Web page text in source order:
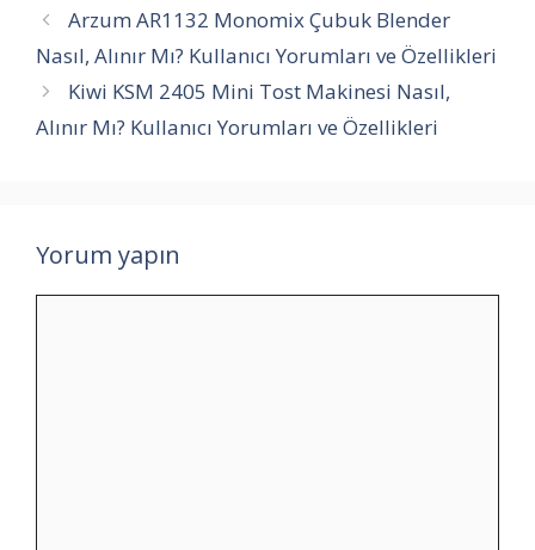
Arzum AR1132 Monomix Çubuk Blender
Nasıl, Alınır Mı? Kullanıcı Yorumları ve Özellikleri
Kiwi KSM 2405 Mini Tost Makinesi Nasıl,
Alınır Mı? Kullanıcı Yorumları ve Özellikleri
Yorum yapın